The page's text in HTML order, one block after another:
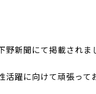
野新聞にて掲載されま
活躍に向けて頑張って